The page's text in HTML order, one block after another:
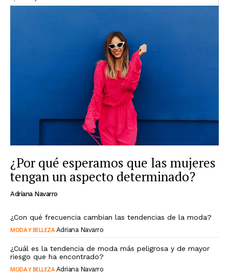
¿Por qué esperamos que las mujeres
tengan un aspecto determinado?
Adriana Navarro
¿Con qué frecuencia cambian las tendencias de la moda?
MODA Y BELLEZA Adriana Navarro
¿Cuál es la tendencia de moda más peligrosa y de mayor
riesgo que ha encontrado?
MODA Y BELLEZA Adriana Navarro